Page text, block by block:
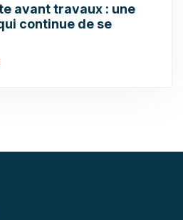
avant travaux : une
continue de se